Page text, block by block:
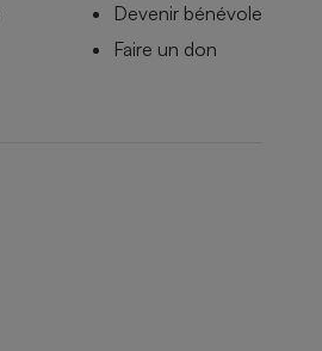
Devenir bénévole
Faire un don